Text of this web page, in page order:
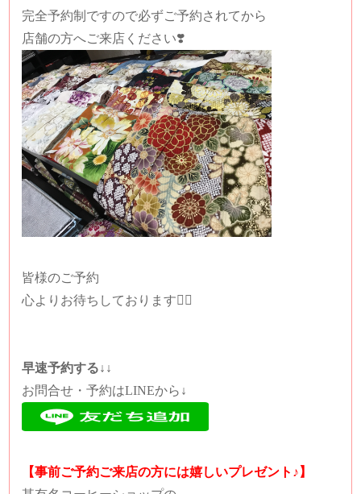
完全予約制ですので必ずご予約されてから
店舗の方へご来店ください❣️
皆様のご予約
心よりお待ちしております🙇‍♀️
早速予約する↓↓
お問合せ・予約はLINEから↓
【事前ご予約ご来店の方には嬉しいプレゼント♪】